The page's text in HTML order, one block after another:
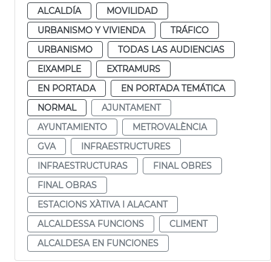
ALCALDÍA
MOVILIDAD
URBANISMO Y VIVIENDA
TRÁFICO
URBANISMO
TODAS LAS AUDIENCIAS
EIXAMPLE
EXTRAMURS
EN PORTADA
EN PORTADA TEMÁTICA
NORMAL
AJUNTAMENT
AYUNTAMIENTO
METROVALÈNCIA
GVA
INFRAESTRUCTURES
INFRAESTRUCTURAS
FINAL OBRES
FINAL OBRAS
ESTACIONS XÀTIVA I ALACANT
ALCALDESSA FUNCIONS
CLIMENT
ALCALDESA EN FUNCIONES